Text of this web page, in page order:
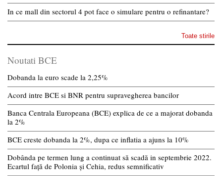
In ce mall din sectorul 4 pot face o simulare pentru o refinantare?
Toate stirile
Noutati BCE
Dobanda la euro scade la 2,25%
Acord intre BCE si BNR pentru supravegherea bancilor
Banca Centrala Europeana (BCE) explica de ce a majorat dobanda
la 2%
BCE creste dobanda la 2%, dupa ce inflatia a ajuns la 10%
Dobânda pe termen lung a continuat să scadă in septembrie 2022.
Ecartul față de Polonia și Cehia, redus semnificativ